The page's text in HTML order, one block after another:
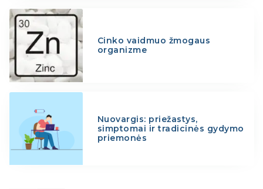
Cinko vaidmuo žmogaus
organizme
Nuovargis: priežastys,
simptomai ir tradicinės gydymo
priemonės